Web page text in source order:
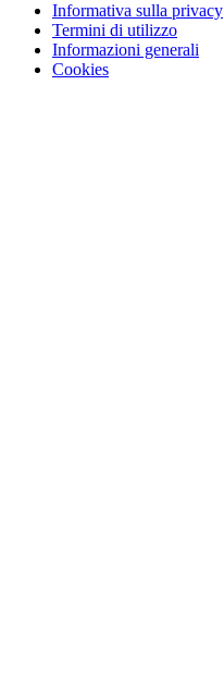
Informativa sulla privacy
Termini di utilizzo
Informazioni generali
Cookies